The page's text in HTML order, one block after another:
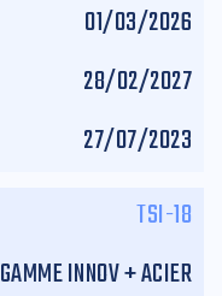
01/03/2026
28/02/2027
27/07/2023
TSI-18
GAMME INNOV + ACIER